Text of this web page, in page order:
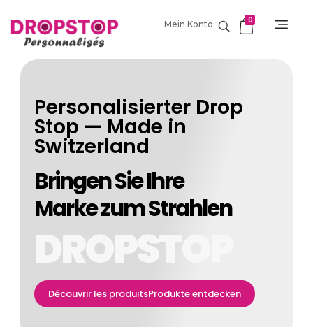
DropStop Print
Mein Konto 0
Personalisierter Drop
Stop — Made in
Switzerland
Bringen Sie Ihre
Marke zum Strahlen
DROPSTOP
Découvrir les produitsProdukte entdecken